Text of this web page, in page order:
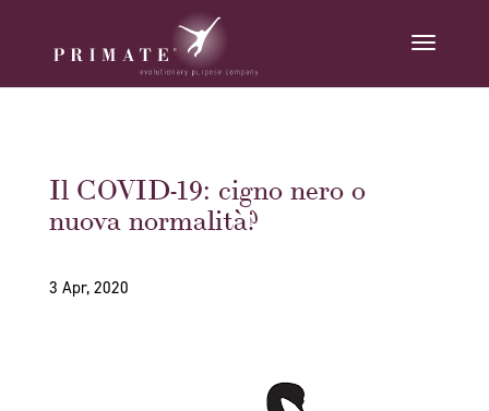
Il COVID-19: cigno nero o
nuova normalità?
3 Apr, 2020